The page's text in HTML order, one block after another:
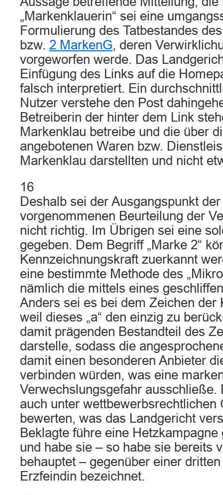
„Markenklauerin“ sei eine
Formulierung des Tatbestandes
bzw. 2 MarkenG, deren
vorgeworfen werde. Das
Einfügung des Links auf die
falsch interpretiert. Ein
Nutzer verstehe den Post
Betreiberin der hinter dem Link
Markenklau betreibe und die über
angebotenen Waren bzw.
Markenklau darstellten und nicht
16
Deshalb sei der Ausgangspunkt
vorgenommenen Beurteilung der
nicht richtig. Im Übrigen sei eine
gegeben. Dem Begriff „Marke 2“
Kennzeichnungskraft zuerkannt
eine bestimmte Methode des
nämlich die mittels eines
Anders sei es bei dem Zeichen der
weil dieses „a“ den einzig zu
damit prägenden Bestandteil des
darstelle, sodass die
damit einen besonderen Anbieter
verbinden würden, was eine
Verwechslungsgefahr ausschließe.
auch unter wettbewerbsrechtlichen
bewerten, was das Landgericht
Beklagte führe eine
und habe sie – so habe sie bereits
behauptet – gegenüber einer
Erzfeindin bezeichnet.